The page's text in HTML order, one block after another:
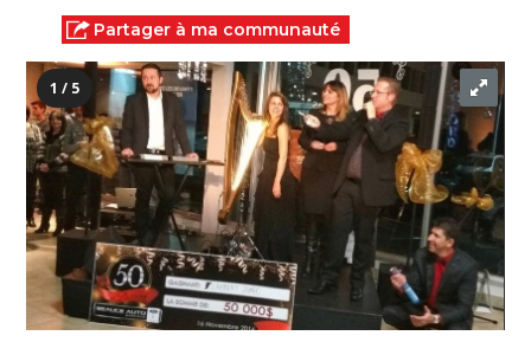
Partager à ma communauté
1 / 5